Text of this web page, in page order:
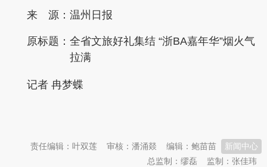
来 源：温州日报
原标题： 全省文旅好礼集结 “浙BA嘉年华”烟火气
拉满
记者 冉梦蝶
新闻中心
编辑：鲍苗苗
审核：潘涌燚
责任编辑：叶双莲
监制：张佳玮
总监制：缪磊